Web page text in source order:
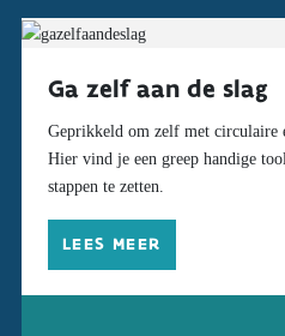
Ga zelf aan de slag
Geprikkeld om zelf met circulaire
Hier vind je een greep handige
stappen te zetten.
LEES MEER